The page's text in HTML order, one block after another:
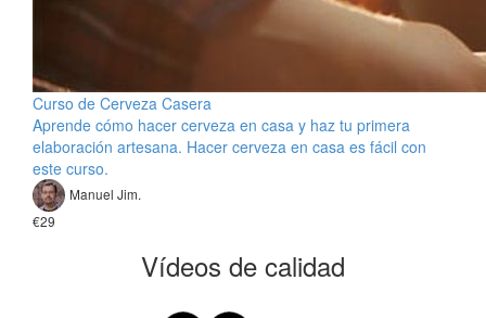
Curso de Cerveza Casera
Aprende cómo hacer cerveza en casa y haz tu primera
elaboración artesana. Hacer cerveza en casa es fácil con
este curso.
Manuel Jim.
€29
Vídeos de calidad